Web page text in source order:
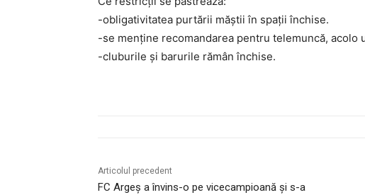
-obligativitatea purtării măștii în spații închise.
-se menține recomandarea pentru telemuncă, acolo
-cluburile și barurile rămân închise.
Articolul precedent
FC Argeș a învins-o pe vicecampioană și s-a